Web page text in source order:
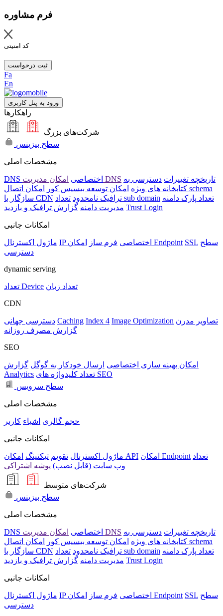
فرم مشاوره
کد امنیتی
ثبت درخواست
Fa
En
ورود به پنل کاربری
راهکارها
شرکت‌های بزرگ
سطح بیزینس
مشخصات اصلی
DNS اختصاصی امکان مدیریت DNS تاریخچه تغییرات دسترسی به
کتابخانه های ویژه امکان توسعه بیسیس کور
امکان اتصال schema
سازگار با CDN
ترافیک نامحدود تعداد sub domain تعداد پارک دامنه
مدیریت دامنه گزارش ترافیک و بازدید Trust Login
امکانات جانبی
ماژول اکسترنال IP اختصاصی فرم ساز امکان Endpoint SSL سطح
دسترسی
dynamic serving
تعداد Device تعداد زبان
CDN
دسترسی جهانی Caching Index 4 Image Optimization تصاویر مدرن
گزارش مصرف روزانه
SEO
امکان بهینه سازی اختصاصی ارسال خودکار به گوگل گزارش
Analytics
تعداد کلیدواژه های SEO
سطح سرویس
مشخصات اصلی
حجم گالری اشیاء کاربر
امکانات جانبی
ماژول اکسترنال تقویم تیکتینگ امکان API امکان Endpoint تعداد
وب سایت (قابل نصب) پوشه اشتراکی
شرکت‌های متوسط
سطح بیزینس
مشخصات اصلی
DNS اختصاصی امکان مدیریت DNS تاریخچه تغییرات دسترسی به
کتابخانه های ویژه امکان توسعه بیسیس کور
امکان اتصال schema
سازگار با CDN
ترافیک نامحدود تعداد sub domain تعداد پارک دامنه
مدیریت دامنه گزارش ترافیک و بازدید Trust Login
امکانات جانبی
ماژول اکسترنال IP اختصاصی فرم ساز امکان Endpoint SSL سطح
دسترسی